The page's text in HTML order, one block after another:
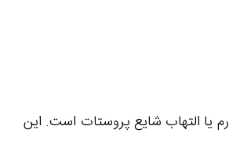
یا التهاب شایع پروستات است. این